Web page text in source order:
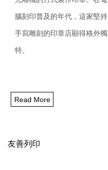
腦刻印普及的年代， 這家堅持
手寫雕刻的印章店顯得格外獨
特。
Read More
友善列印